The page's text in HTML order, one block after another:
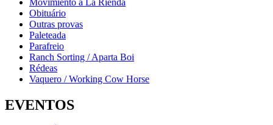
Movimiento a La Rienda
Obituário
Outras provas
Paleteada
Parafreio
Ranch Sorting / Aparta Boi
Rédeas
Vaquero / Working Cow Horse
EVENTOS